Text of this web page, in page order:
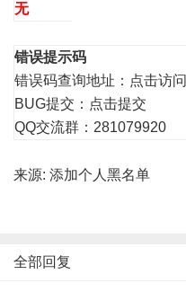
无
错误提示码
错误码查询地址： 点击访问
BUG提交： 点击提交
QQ交流群：281079920
来源: 添加个人黑名单
全部回复